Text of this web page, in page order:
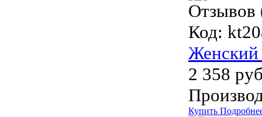
Отзывов
Код:
Женский
2 358
Купить